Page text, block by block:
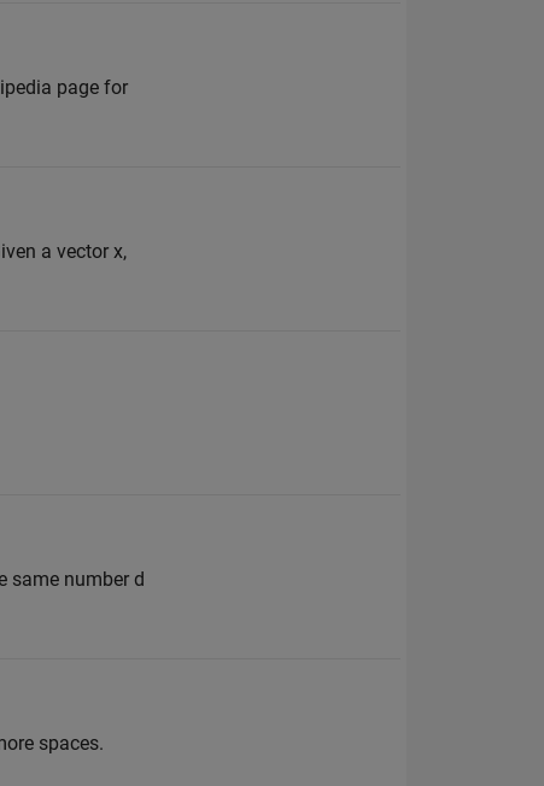
page for
a vector x,
same number d
spaces.